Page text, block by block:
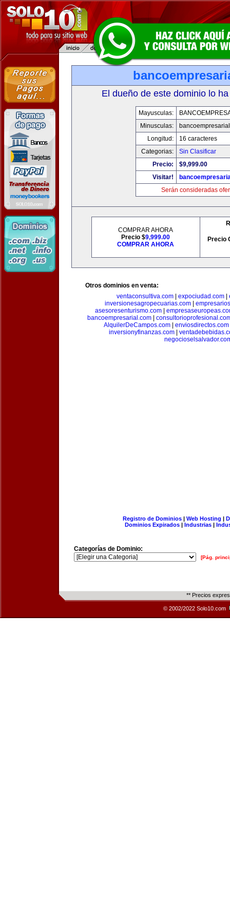
El dueño de este dominio lo
Mayusculas:
Minusculas:
Longitud:
16 caracteres
Categorias:
Sin Clasificar
Precio:
$9,999.00
Visitar!
Serán consideradas
COMPRAR AHORA
Precio $9,999.00
COMPRAR AHORA
Precio
Otros dominios en venta:
ventaconsultiva.com
expociudad.com
inversionesagropecuarias.com
asesoresenturismo.com|
bancoempresarial.com
AlquilerDeCampos.com
enviosdirectos.com
inversionyfinanzas.com|
Registro de Dominios| Web Hosting |
Dominios Expirados | Industrias |
Categorías de Dominio:
[Pág.
** Precios
© 2002/2022 Solo10.com